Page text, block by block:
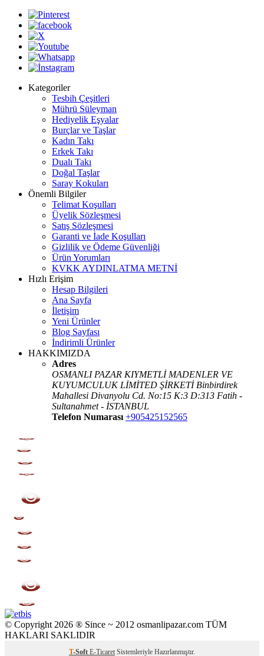
Kategoriler
Tesbih Çeşitleri
Mührü Süleyman
Hediyelik Eşyalar
Burçlar ve Taşlar
Kadın Takı
Erkek Takı
Dualı Takı
Doğal Taşlar
Saray Kokuları
Önemli Bilgiler
Telimat Koşulları
Üyelik Sözleşmesi
Satış Sözleşmesi
Garanti ve İade Koşulları
Gizlilik ve Ödeme Güvenliği
Ürün Yorumları
KVKK AYDINLATMA METNİ
Hızlı Erişim
Hesap Bilgileri
Ana Sayfa
İletişim
Yeni Ürünler
Blog Sayfası
İndirimli Ürünler
HAKKIMIZDA
Adres
OSMANLI PAZAR KIYMETLİ MADENLER VE
KUYUMCULUK LİMİTED ŞİRKETİ Binbirdirek
Mahallesi Divanyolu Cd. No:15 K:3 D:313 Fatih -
Sultanahmet - İSTANBUL
Telefon Numarası +905425152565
© Copyright 2026 ® Since ~ 2012 osmanlipazar.com TÜM
HAKLARI SAKLIDIR
T-Soft E-Ticaret Sistemleriyle Hazırlanmıştır.